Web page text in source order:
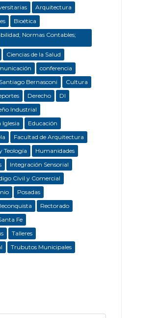
Arquitectura
Bioética
Normas Contables;
Ciencias de la Salud
conferencia
Bernasconi
Cultura
Derecho
DI
Industrial
Iglesia
Educación
Facultad de Arquitectura
Teología
Humanidades
Integración Sensorial
Civil y Comercial
Posadas
Rectorado
Fe
Talleres
Trubutos Municipales